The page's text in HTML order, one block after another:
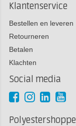
Klantenservice
Bestellen en leveren
Retourneren
Betalen
Klachten
Social media